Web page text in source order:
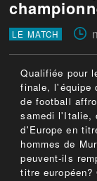
LE MATCH
Qualifiée pour
finale, l'équipe
de football
samedi l'Italie,
d'Europe en
hommes de
peuvent-ils
titre européen?